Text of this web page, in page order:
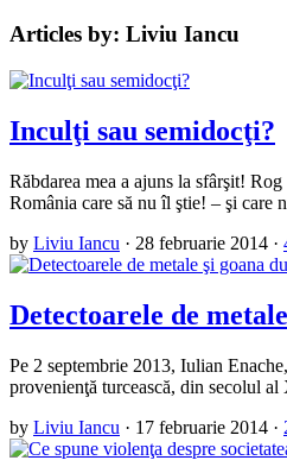
Articles by: Liviu Iancu
Inculţi sau semidocţi?
Răbdarea mea a ajuns la sfârşit!
România care să nu îl ştie! – şi
by Liviu Iancu · 28 februarie 2014 ·
Detectoarele de
Pe 2 septembrie 2013, Iulian
provenienţă turcească, din secolul
by Liviu Iancu · 17 februarie 2014 ·